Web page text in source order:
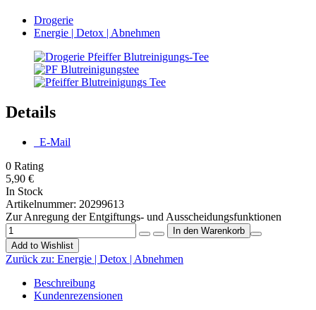
Drogerie
Energie | Detox | Abnehmen
Details
E-Mail
0 Rating
5,90 €
In Stock
Artikelnummer: 20299613
Zur Anregung der Entgiftungs- und Ausscheidungsfunktionen
Add to Wishlist
Zurück zu: Energie | Detox | Abnehmen
Beschreibung
Kundenrezensionen